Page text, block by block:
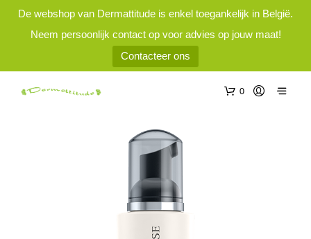
De webshop van Dermattitude is enkel toegankelijk in België.
Neem persoonlijk contact op voor advies op jouw maat!
Contacteer ons
0